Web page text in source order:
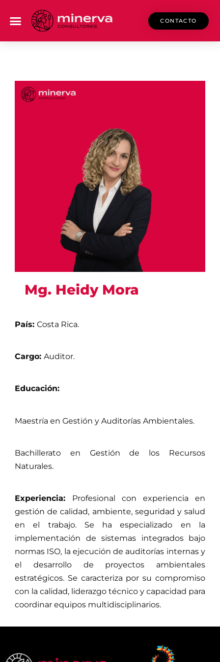
CONTACTO
Mg. Heidy Mora
País: Costa Rica.
Cargo: Auditor.
Educación:
Maestría en Gestión y Auditorías Ambientales.
Bachillerato en Gestión de los Recursos
Naturales.
Experiencia: Profesional con experiencia en
gestión de calidad, ambiente, seguridad y salud
en el trabajo. Se ha especializado en la
implementación de sistemas integrados bajo
normas ISO, la ejecución de auditorías internas y
el desarrollo de proyectos ambientales
estratégicos. Se caracteriza por su compromiso
con la calidad, liderazgo técnico y capacidad para
coordinar equipos multidisciplinarios.